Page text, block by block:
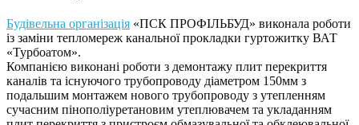
Будівельна організація «ПСК ПРОФІЛЬБУД» виконала роботи
із заміни тепломереж канальної прокладки гуртожитку ВАТ
«Турбоатом».
Компанією виконані роботи з демонтажу плит перекриття
каналів та існуючого трубопроводу діаметром 150мм з
подальшим монтажем нового трубопроводу з утепленням
сучасним пінополіуретановим утеплювачем та укладанням